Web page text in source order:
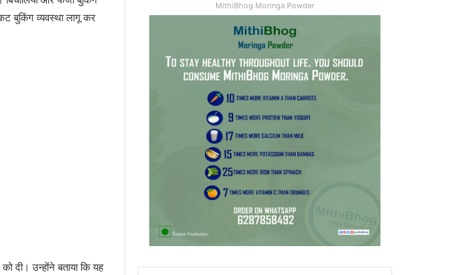
बुकिंग व्यवस्था लागू कर
दी। उन्होंने बताया कि यह
MithiBhog Moringa Powder